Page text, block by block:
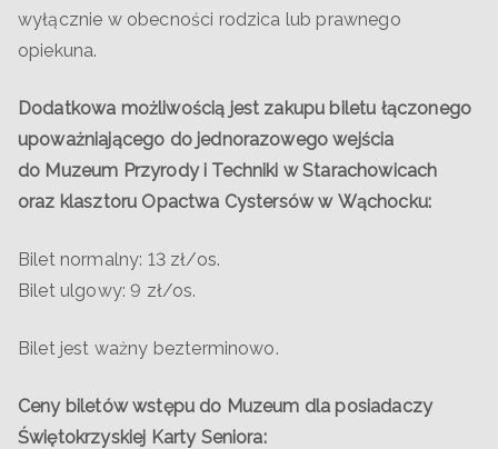
wyłącznie w obecności rodzica lub prawnego
opiekuna.
Dodatkowa możliwością jest zakupu biletu łączonego
upoważniającego do jednorazowego wejścia
do Muzeum Przyrody i Techniki w Starachowicach
oraz klasztoru Opactwa Cystersów w Wąchocku:
Bilet normalny: 13 zł/os.
Bilet ulgowy: 9 zł/os.
Bilet jest ważny bezterminowo.
Ceny biletów wstępu do Muzeum dla posiadaczy
Świętokrzyskiej Karty Seniora: